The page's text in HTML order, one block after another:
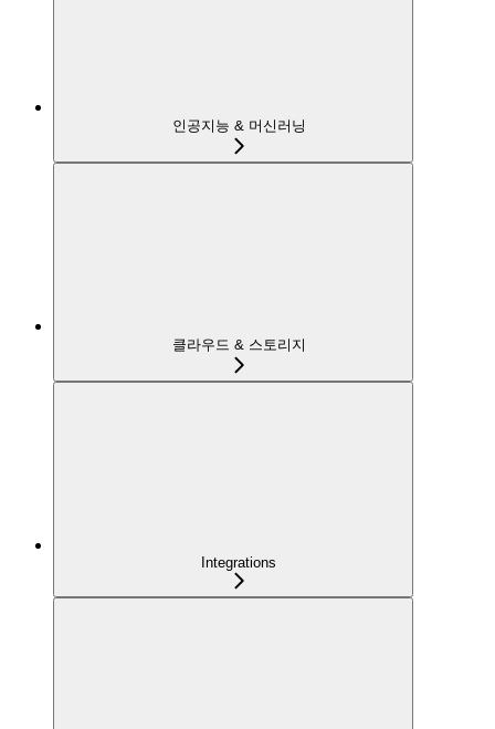
인공지능 & 머신러닝
클라우드 & 스토리지
Integrations